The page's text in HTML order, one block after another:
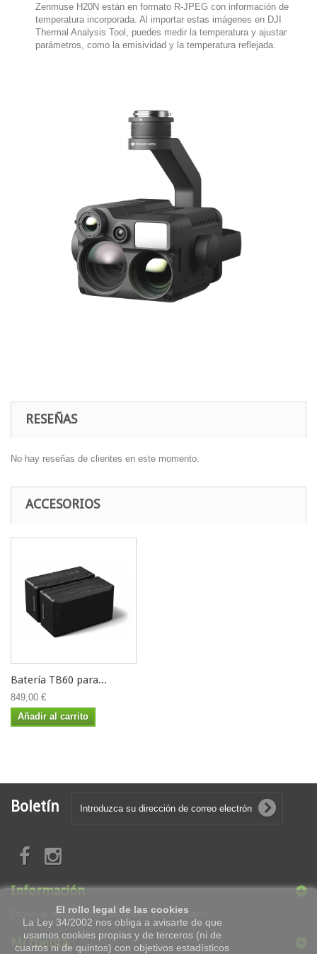
Zenmuse H20N están en formato R-JPEG con información de
temperatura incorporada. Al importar estas imágenes en DJI
Thermal Analysis Tool, puedes medir la temperatura y ajustar
parámetros, como la emisividad y la temperatura reflejada.
RESEÑAS
No hay reseñas de clientes en este momento.
ACCESORIOS
Batería TB60 para...
849,00 €
Añadir al carrito
Boletín
Información
Droneval, especialistas en drones profesionales
Mi cuenta
El rollo legal de las cookies
La Ley 34/2002 nos obliga a avisarte de que
usamos cookies propias y de terceros (ni de
cuartos ni de quintos) con objetivos estadísticos